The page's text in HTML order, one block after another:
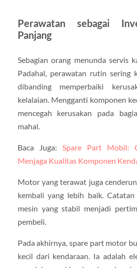
Perawatan sebagai
Panjang
Sebagian orang menunda servis
Padahal, perawatan rutin sering
dibanding memperbaiki
kelalaian. Mengganti komponen
mencegah kerusakan pada
mahal.
Baca Juga: Spare Part Mobil:
Menjaga Kualitas Komponen
Motor yang terawat juga
kembali yang lebih baik.
mesin yang stabil menjadi
pembeli.
Pada akhirnya, spare part motor
kecil dari kendaraan. Ia adalah